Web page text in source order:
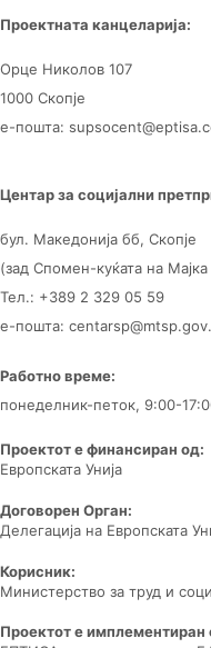
Проектната канцеларија:
Орце Николов 107
1000 Скопје
е-пошта:
Центар за социјални
бул. Македонија бб, Скопје
(зад Спомен-куќата на Мајка
Тел.: +389 2 329 05 59
е-пошта:
Работно време:
понеделник-петок, 9:00-
Проектот е финансиран од:
Европската Унија
Договорен Орган:
Делегација на Европската
Корисник:
Министерство за труд и
Проектот е имплементиран